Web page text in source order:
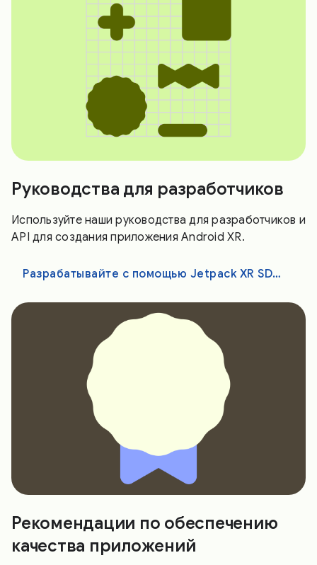
Руководства для разработчиков
Используйте наши руководства для разработчиков и
API для создания приложения Android XR.
Разрабатывайте с помощью Jetpack XR SDK, Unity, OpenXR или WebXR.
Рекомендации по обеспечению
качества приложений